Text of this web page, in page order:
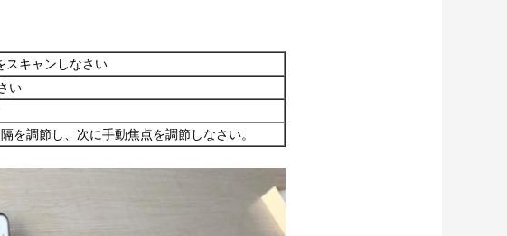
スキャンしなさい
い
を調節し、次に手動焦点を調節しなさい。